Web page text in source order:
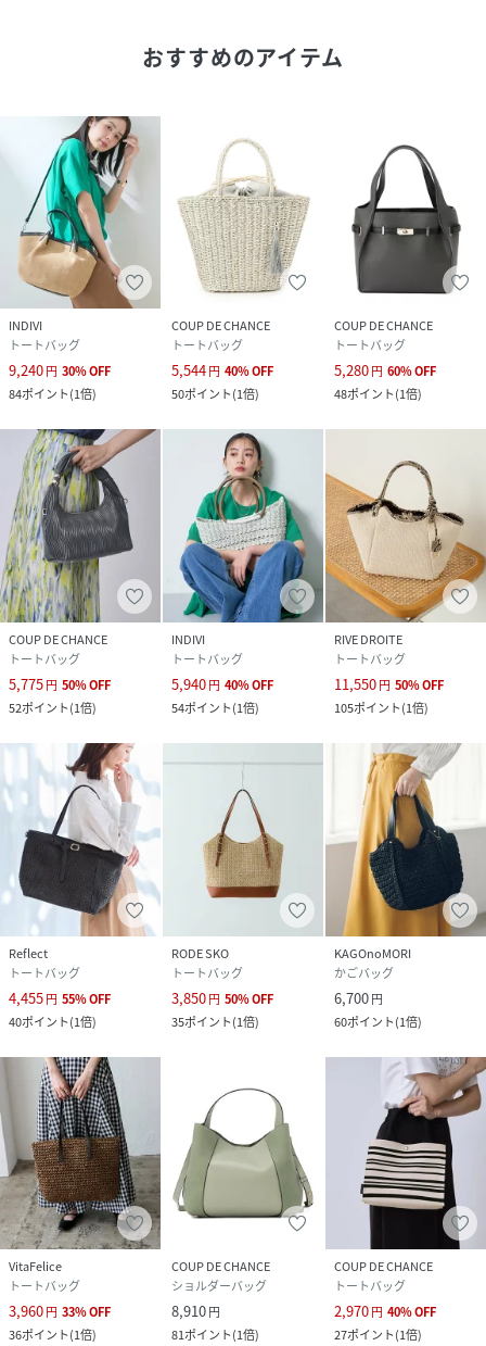
買い物リストがつくれちゃう♪
※照明の関係により、実際よりも色味が違って見える場合が
あります。また、パソコン・スマートフォンなどの環境によ
り、若干製品と画像のカラーが異なる場合もございます。
性別タイプ
原産国 中国製
サイズ
品番
RJ9486_20260118705003
20260118705003-319-00 RJ9486
おすすめのアイテム
INDIVI
トートバッグ
9,240円 30%OFF
84ポイント(1倍)
COUP DE CHANCE
トートバッグ
5,544円 40%OFF
50ポイント(1倍)
COUP DE CHANCE
トートバッグ
5,280円 60%OFF
48ポイント(1倍)
COUP DE CHANCE
トートバッグ
5,775円 50%OFF
52ポイント(1倍)
INDIVI
トートバッグ
5,940円 40%OFF
54ポイント(1倍)
RIVE DROITE
トートバッグ
11,550円 50%OFF
105ポイント(1倍)
Reflect
トートバッグ
4,455円 55%OFF
40ポイント(1倍)
RODE SKO
トートバッグ
3,850円 50%OFF
35ポイント(1倍)
KAGOnoMORI
かごバッグ
6,700円
60ポイント(1倍)
VitaFelice
トートバッグ
3,960円 33%OFF
36ポイント(1倍)
COUP DE CHANCE
ショルダーバッグ
8,910円
81ポイント(1倍)
COUP DE CHANCE
トートバッグ
2,970円 40%OFF
27ポイント(1倍)